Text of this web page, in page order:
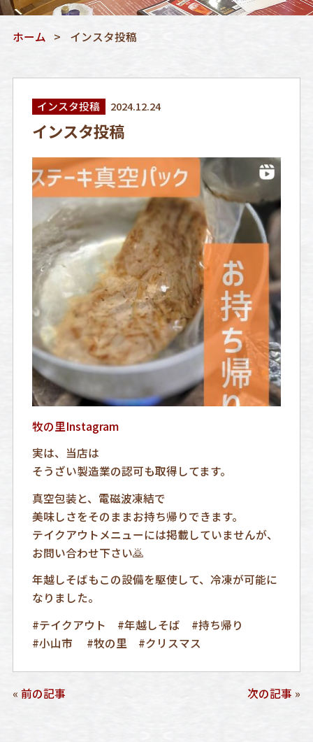
ホーム インスタ投稿
インスタ投稿 2024.12.24
インスタ投稿
牧の里Instagram
実は、当店は
そうざい製造業の認可も取得してます。
真空包装と、電磁波凍結で
美味しさをそのままお持ち帰りできます。
テイクアウトメニューには掲載していませんが、
お問い合わせ下さい🙇
年越しそばもこの設備を駆使して、冷凍が可能に
なりました。
#テイクアウト #年越しそば #持ち帰り
#小山市 #牧の里 #クリスマス
« 前の記事 次の記事 »